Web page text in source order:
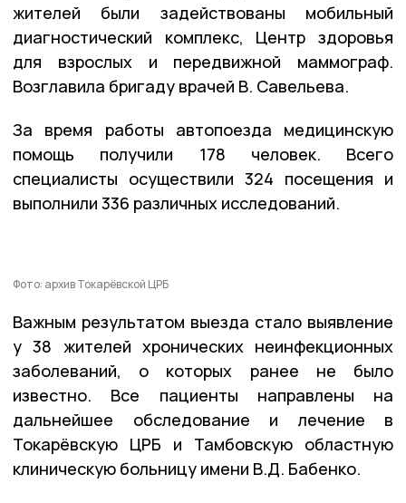
жителей были задействованы мобильный
диагностический комплекс, Центр здоровья
для взрослых и передвижной маммограф.
Возглавила бригаду врачей В. Савельева.
За время работы автопоезда медицинскую
помощь получили 178 человек. Всего
специалисты осуществили 324 посещения и
выполнили 336 различных исследований.
Фото: архив Токарёвской ЦРБ
Важным результатом выезда стало выявление
у 38 жителей хронических неинфекционных
заболеваний, о которых ранее не было
известно. Все пациенты направлены на
дальнейшее обследование и лечение в
Токарёвскую ЦРБ и Тамбовскую областную
клиническую больницу имени В.Д. Бабенко.